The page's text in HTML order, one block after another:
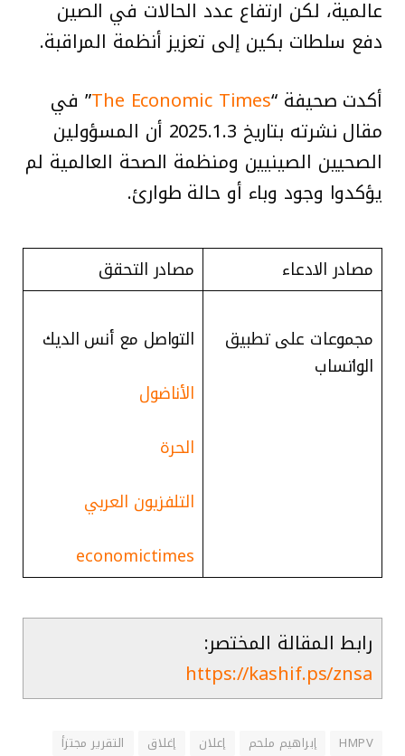
عالمية، لكن ارتفاع عدد الحالات في الصين
دفع سلطات بكين إلى تعزيز أنظمة المراقبة.
أكدت صحيفة “The Economic Times” في
مقال نشرته بتاريخ 2025.1.3 أن المسؤولين
الصحيين الصينيين ومنظمة الصحة العالمية لم
يؤكدوا وجود وباء أو حالة طوارئ.
مصادر الادعاء مصادر التحقق
مجموعات على تطبيق
الواتساب
التواصل مع أنس الديك
الأناضول
الحرة
التلفزيون العربي
economictimes
رابط المقالة المختصر:
https://kashif.ps/znsa
HMPV إبراهيم ملحم إعلان إغلاق
التقرير مجتزأ